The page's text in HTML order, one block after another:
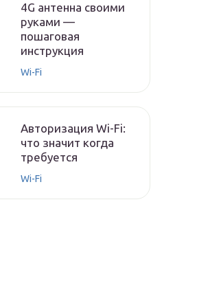
4G антенна своими
руками —
пошаговая
инструкция
Wi-Fi
Авторизация Wi-Fi:
что значит когда
требуется
Wi-Fi